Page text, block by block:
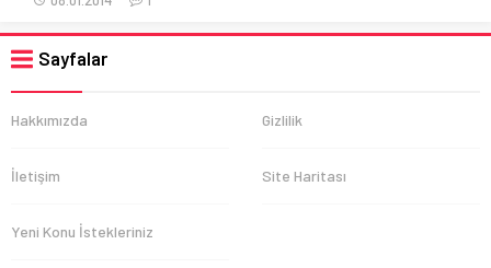
Sayfalar
Hakkımızda Gizlilik
İletişim Site Haritası
Yeni Konu İstekleriniz